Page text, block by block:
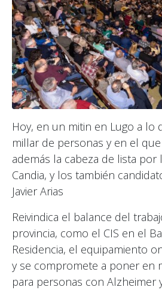
Hoy, en un mitin en Lugo a lo
millar de personas y en el
además la cabeza de lista por
Candia, y los también
Javier Arias
Reivindica el balance del
provincia, como el CIS en el
Residencia, el equipamiento
y se compromete a poner en
para personas con Alzheimer